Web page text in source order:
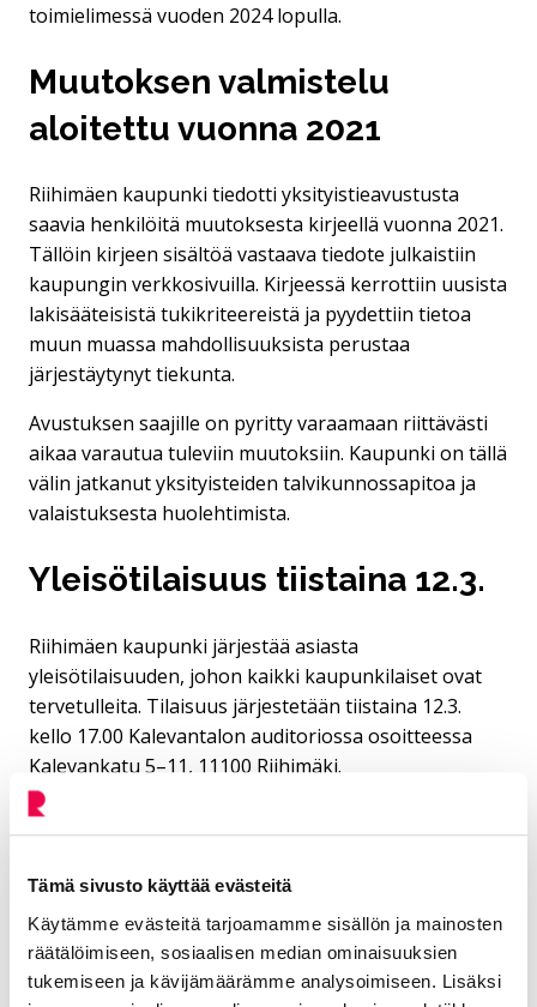
Tämä sivusto käyttää evästeitä
Käytämme evästeitä tarjoamamme sisällön ja mainosten
räätälöimiseen, sosiaalisen median ominaisuuksien
tukemiseen ja kävijämäärämme analysoimiseen. Lisäksi
toimielimessä vuoden 2024 lopulla.
Muutoksen valmistelu
aloitettu vuonna 2021
Riihimäen kaupunki tiedotti yksityistieavustusta
saavia henkilöitä muutoksesta kirjeellä vuonna 2021.
Tällöin kirjeen sisältöä vastaava tiedote julkaistiin
kaupungin verkkosivuilla. Kirjeessä kerrottiin uusista
lakisääteisistä tukikriteereistä ja pyydettiin tietoa
muun muassa mahdollisuuksista perustaa
järjestäytynyt tiekunta.
Avustuksen saajille on pyritty varaamaan riittävästi
aikaa varautua tuleviin muutoksiin. Kaupunki on tällä
välin jatkanut yksityisteiden talvikunnossapitoa ja
valaistuksesta huolehtimista.
Yleisötilaisuus tiistaina 12.3.
Riihimäen kaupunki järjestää asiasta
yleisötilaisuuden, johon kaikki kaupunkilaiset ovat
tervetulleita. Tilaisuus järjestetään tiistaina 12.3.
kello 17.00 Kalevantalon auditoriossa osoitteessa
Kalevankatu 5–11, 11100 Riihimäki.
Tilaisuutta varten kaupungille voi toimittaa
etukäteen aiheeseen liittyviä kysymyksiä, joita
käsitellään paikan päällä. Kysymykset voi lähettää
osoitteeseen kirjaamo@riihimaki.fi viimeistään 4.3.
mennessä, viestiin merkintä Yksityisteiden
avustaminen KH/1277/2021.